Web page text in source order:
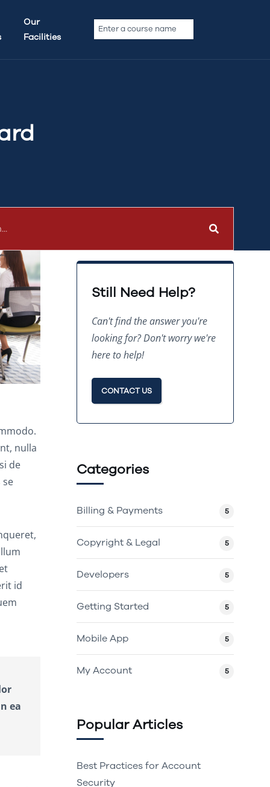
Our
Facilities
nulla
de
id
ea
Archives
No archives to show.
Still Need Help?
Can't find the answer you're
looking for? Don't worry we're
here to help!
CONTACT US
Categories
Billing & Payments 5
Copyright & Legal 5
Developers 5
Getting Started 5
Mobile App 5
My Account 5
Popular Articles
Best Practices for Account
Security